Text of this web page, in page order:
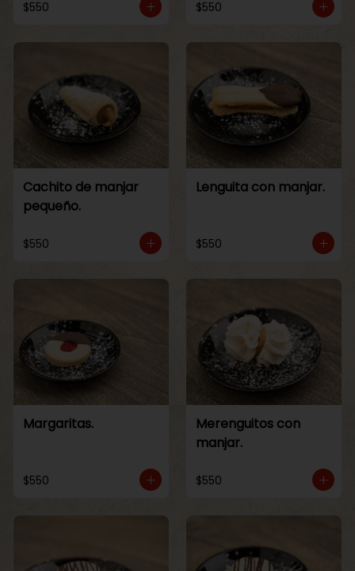
$550 $550
Cachito de manjar
pequeño.
$550
Lenguita con manjar.
$550
Margaritas.
$550
Merenguitos con
manjar.
$550